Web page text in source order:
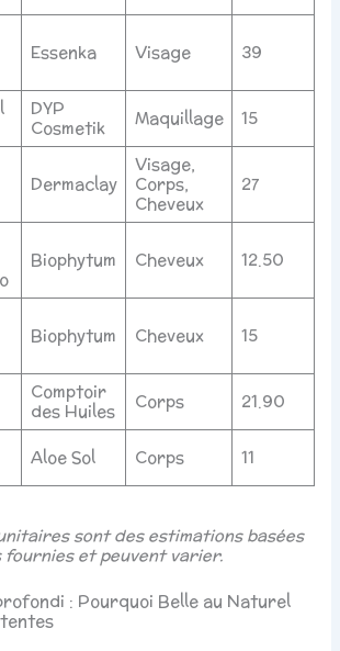
Essenka Visage 39
DYP
Cosmetik
Maquillage
15
Dermaclay
Visage,
Corps,
Cheveux
27
Biophytum Cheveux 12.50
Biophytum Cheveux 15
Comptoir
des Huiles
Corps
21.90
Aloe Sol Corps 11
sont des estimations basées
fournies et peuvent varier.
: Pourquoi Belle au Naturel